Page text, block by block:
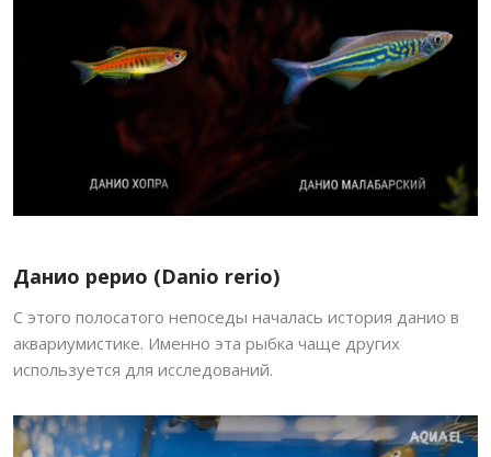
Данио рерио (Danio rerio)
С этого полосатого непоседы началась история данио в
аквариумистике. Именно эта рыбка чаще других
используется для исследований.